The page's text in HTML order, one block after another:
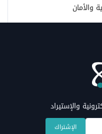
والأمان
الإشتراك